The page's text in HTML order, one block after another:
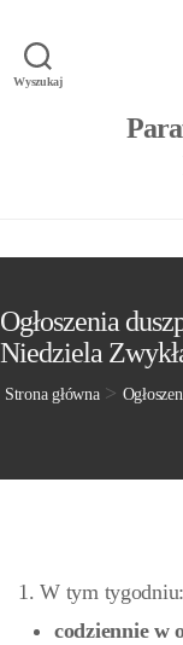
Wyszukaj
Ogłoszenia
Niedziela
Strona główna>
1. W tym tygodniu:
codziennie w